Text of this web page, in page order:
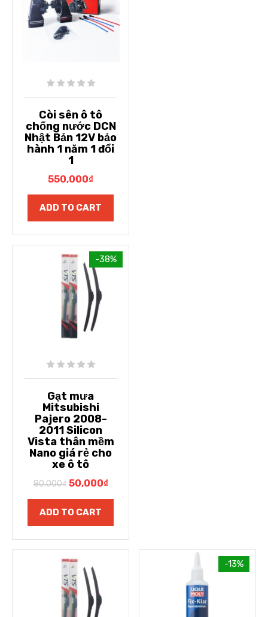
Còi sên ô tô
chống nước DCN
Nhật Bản 12V bảo
hành 1 năm 1 đổi
1
550,000₫
ADD TO CART
-38%
Gạt mưa
Mitsubishi
Pajero 2008-
2011 Silicon
Vista thân mềm
Nano giá rẻ cho
xe ô tô
80,000₫ 50,000₫
ADD TO CART
-13%